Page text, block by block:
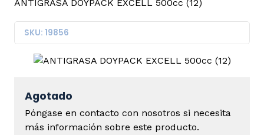
ANTIGRASA DOYPACK EXCELL 500cc (12)
SKU: 19856
Agotado
Póngase en contacto con nosotros si necesita
más información sobre este producto.